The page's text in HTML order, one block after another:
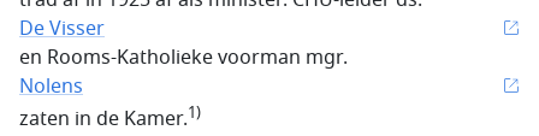
De Visser
en Rooms-Katholieke voorman mgr.
Nolens
zaten in de Kamer.1)